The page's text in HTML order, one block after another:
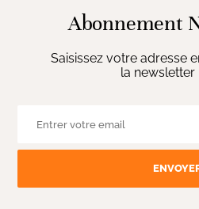
Abonnement
Saisissez votre adresse
la newsletter